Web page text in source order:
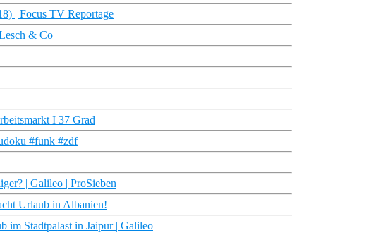
| Focus TV Reportage
& Co
I 37 Grad
#funk #zdf
| Galileo | ProSieben
Urlaub in Albanien!
im Stadtpalast in Jaipur | Galileo